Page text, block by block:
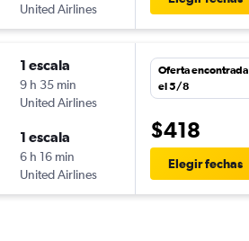
United Airlines
1 escala
9 h 35 min
United Airlines
1 escala
6 h 16 min
United Airlines
Oferta encontrada
el 5/8
$418
Elegir fechas